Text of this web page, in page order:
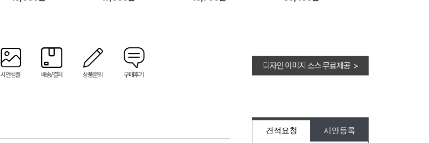
시안샘플 배송/결제 상품문의 구매후기
디자인 이미지 소스 무료제공 >
견적요청 시안등록